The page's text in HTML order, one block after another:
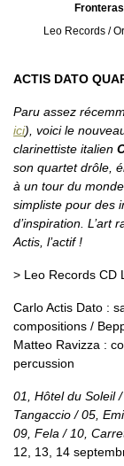
Leo Records /
ACTIS DATO
Paru assez
ici), voici le
clarinettiste italien
son quartet drôle,
à un tour du
simpliste pour des
d’inspiration. L’art
Actis, l’actif !
> Leo Records CD
Carlo Actis Dato :
compositions /
Matteo Ravizza :
percussion
01, Hôtel du Soleil
Tangaccio / 05,
09, Fela / 10,
12, 13, 14